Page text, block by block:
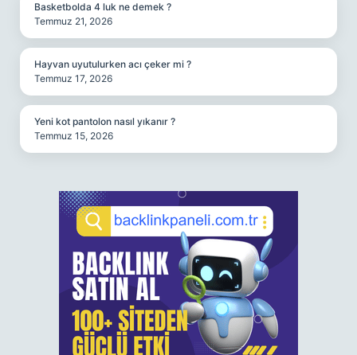
Basketbolda 4 luk ne demek ?
Temmuz 21, 2026
Hayvan uyutulurken acı çeker mi ?
Temmuz 17, 2026
Yeni kot pantolon nasıl yıkanır ?
Temmuz 15, 2026